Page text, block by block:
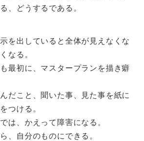
、どうするである。
を出していると全体が見えなくな
なる。
最初に、マスタープランを描き癖
だこと、聞いた事、見た事を紙に
つける。
は、かえって障害になる。
、自分のものにできる。